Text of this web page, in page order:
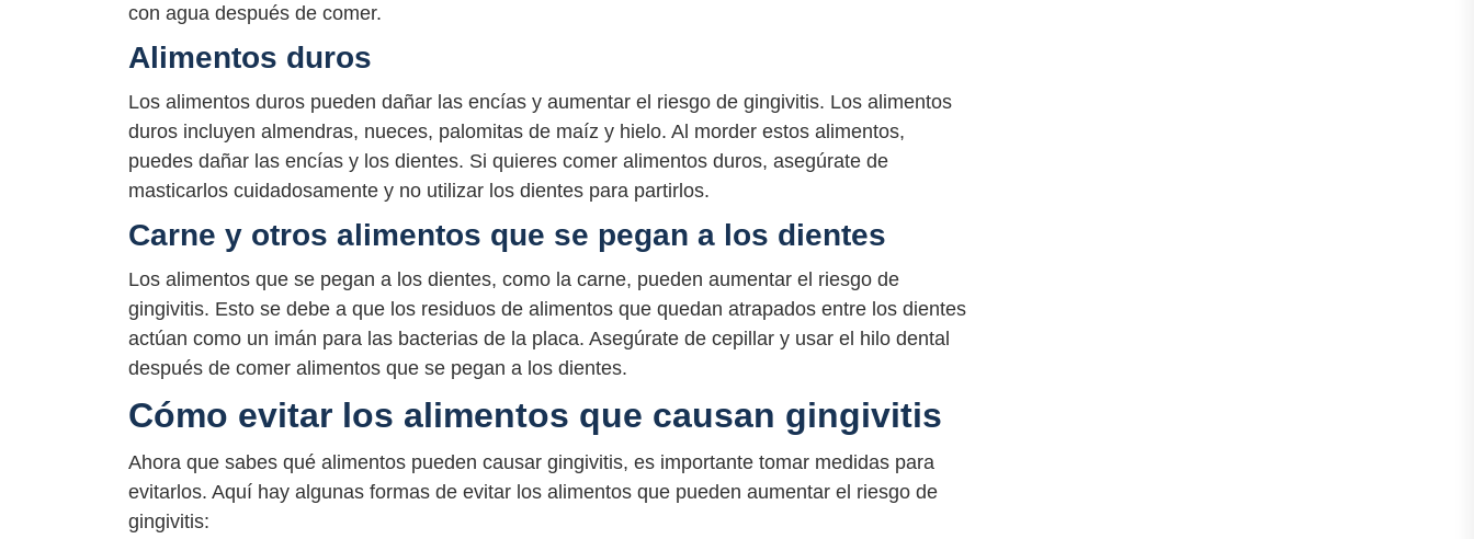
con agua después de comer.
Alimentos duros
Los alimentos duros pueden dañar las encías y aumentar el riesgo de gingivitis. Los alimentos
duros incluyen almendras, nueces, palomitas de maíz y hielo. Al morder estos alimentos,
puedes dañar las encías y los dientes. Si quieres comer alimentos duros, asegúrate de
masticarlos cuidadosamente y no utilizar los dientes para partirlos.
Carne y otros alimentos que se pegan a los dientes
Los alimentos que se pegan a los dientes, como la carne, pueden aumentar el riesgo de
gingivitis. Esto se debe a que los residuos de alimentos que quedan atrapados entre los dientes
actúan como un imán para las bacterias de la placa. Asegúrate de cepillar y usar el hilo dental
después de comer alimentos que se pegan a los dientes.
Cómo evitar los alimentos que causan gingivitis
Ahora que sabes qué alimentos pueden causar gingivitis, es importante tomar medidas para
evitarlos. Aquí hay algunas formas de evitar los alimentos que pueden aumentar el riesgo de
gingivitis: